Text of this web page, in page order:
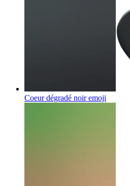
Coeur dégradé noiremoji